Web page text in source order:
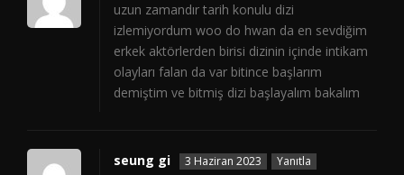
uzun zamandır tarih konulu dizi
izlemiyordum woo do hwan da en sevdiğim
erkek aktörlerden birisi dizinin içinde intikam
olayları falan da var bitince başlarım
demiştim ve bitmiş dizi başlayalım bakalım
seung gi 3 Haziran 2023 Yanıtla